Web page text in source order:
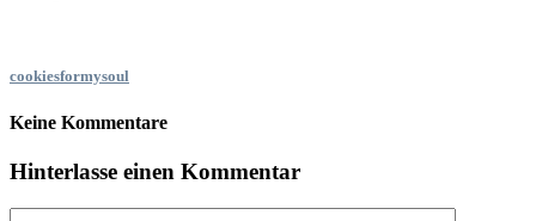
cookiesformysoul
Keine Kommentare
Hinterlasse einen Kommentar